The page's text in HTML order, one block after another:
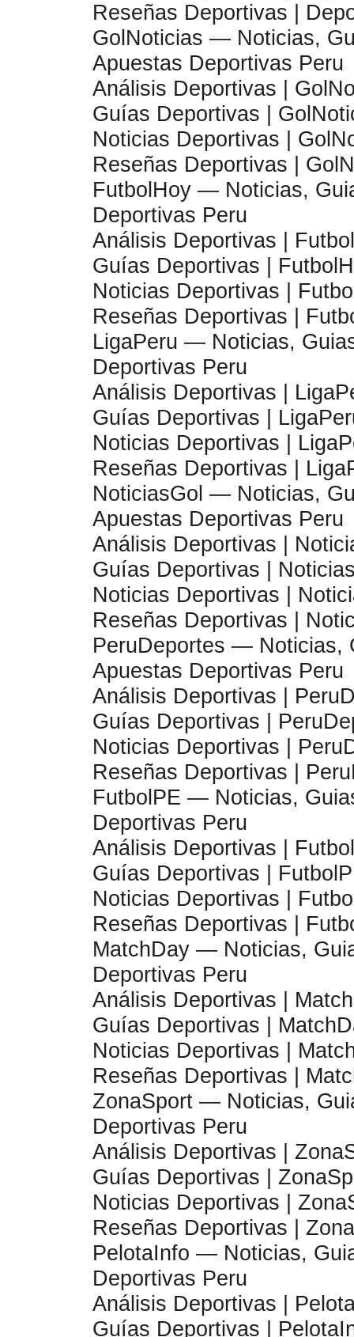
Reseñas Deportivas |
GolNoticias — Noticias,
Apuestas Deportivas Peru
Análisis Deportivas |
Guías Deportivas |
Noticias Deportivas |
Reseñas Deportivas |
FutbolHoy — Noticias,
Deportivas Peru
Análisis Deportivas |
Guías Deportivas |
Noticias Deportivas |
Reseñas Deportivas |
LigaPeru — Noticias,
Deportivas Peru
Análisis Deportivas |
Guías Deportivas |
Noticias Deportivas |
Reseñas Deportivas |
NoticiasGol — Noticias,
Apuestas Deportivas Peru
Análisis Deportivas |
Guías Deportivas |
Noticias Deportivas |
Reseñas Deportivas |
PeruDeportes — Noticias,
Apuestas Deportivas Peru
Análisis Deportivas |
Guías Deportivas |
Noticias Deportivas |
Reseñas Deportivas |
FutbolPE — Noticias,
Deportivas Peru
Análisis Deportivas |
Guías Deportivas |
Noticias Deportivas |
Reseñas Deportivas |
MatchDay — Noticias,
Deportivas Peru
Análisis Deportivas |
Guías Deportivas |
Noticias Deportivas |
Reseñas Deportivas |
ZonaSport — Noticias,
Deportivas Peru
Análisis Deportivas |
Guías Deportivas |
Noticias Deportivas |
Reseñas Deportivas |
PelotaInfo — Noticias,
Deportivas Peru
Análisis Deportivas |
Guías Deportivas |